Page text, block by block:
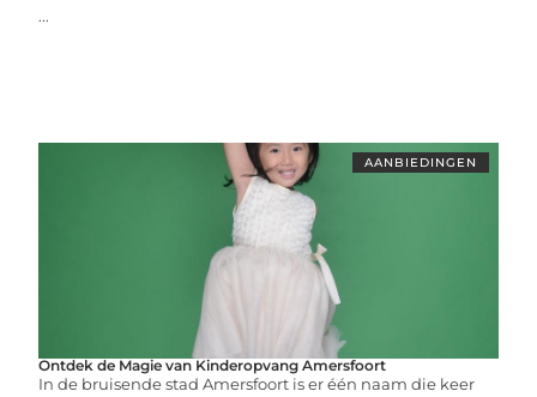
...
AANBIEDINGEN
Ontdek de Magie van Kinderopvang Amersfoort
In de bruisende stad Amersfoort is er één naam die keer